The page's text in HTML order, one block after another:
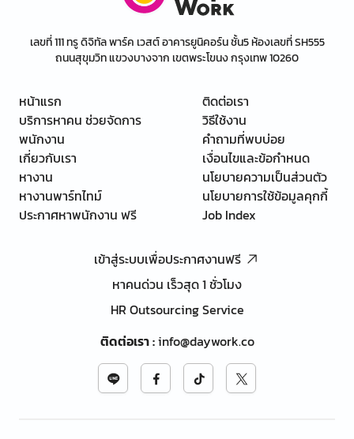
เลขที่ 111 ทรู ดิจิทัล พาร์ค เวสต์ อาคารยูนิคอร์น ชั้น5 ห้องเลขที่ SH555
ถนนสุขุมวิท แขวงบางจาก เขตพระโขนง กรุงเทพ 10260
หน้าแรก
บริการหาคน ช่วยจัดการ
พนักงาน
เกี่ยวกับเรา
หางาน
หางานพาร์ทไทม์
ประกาศหาพนักงาน ฟรี
ติดต่อเรา
วิธีใช้งาน
คำถามที่พบบ่อย
เงื่อนไขและข้อกำหนด
นโยบายความเป็นส่วนตัว
นโยบายการใช้ข้อมูลคุกกี้
Job Index
เข้าสู่ระบบเพื่อประกาศงานฟรี
หาคนด่วน เร็วสุด 1 ชั่วโมง
HR Outsourcing Service
ติดต่อเรา:info@daywork.co